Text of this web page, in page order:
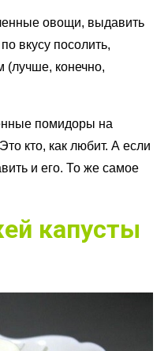
овощи, выдавить
вкусу посолить,
(лучше, конечно,
помидоры на
кто, как любит. А если
и его. То же самое
капусты